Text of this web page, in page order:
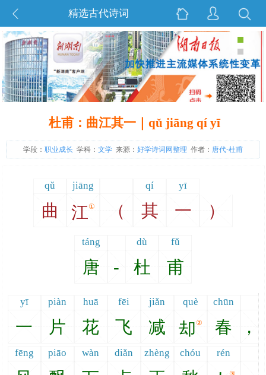
精选古代诗词
杜甫：曲江其一｜qǔ jiāng qí yī
学段： 职业成长 学科： 文学来源： 好学诗词网整理 作者： 唐代-杜甫
qǔ jiāng qí yī
曲 江 ① （ 其 一 ）
táng dù fǔ
唐 - 杜 甫
yī piàn huā fēi jiǎn què chūn
一 片 花 飞 减 却 ② 春 ，
fēng piāo wàn diǎn zhèng chóu rén